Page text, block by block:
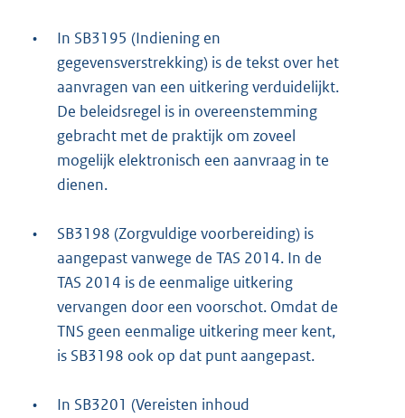
•
In SB3195 (Indiening en
gegevensverstrekking) is de tekst over het
aanvragen van een uitkering verduidelijkt.
De beleidsregel is in overeenstemming
gebracht met de praktijk om zoveel
mogelijk elektronisch een aanvraag in te
dienen.
•
SB3198 (Zorgvuldige voorbereiding) is
aangepast vanwege de TAS 2014. In de
TAS 2014 is de eenmalige uitkering
vervangen door een voorschot. Omdat de
TNS geen eenmalige uitkering meer kent,
is SB3198 ook op dat punt aangepast.
•
In SB3201 (Vereisten inhoud